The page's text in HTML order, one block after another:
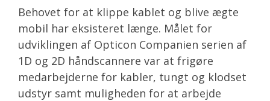
Behovet for at klippe kablet og blive ægte
mobil har eksisteret længe. Målet for
udviklingen af Opticon Companien serien af
1D og 2D håndscannere var at frigøre
medarbejderne for kabler, tungt og klodset
udstyr samt muligheden for at arbejde